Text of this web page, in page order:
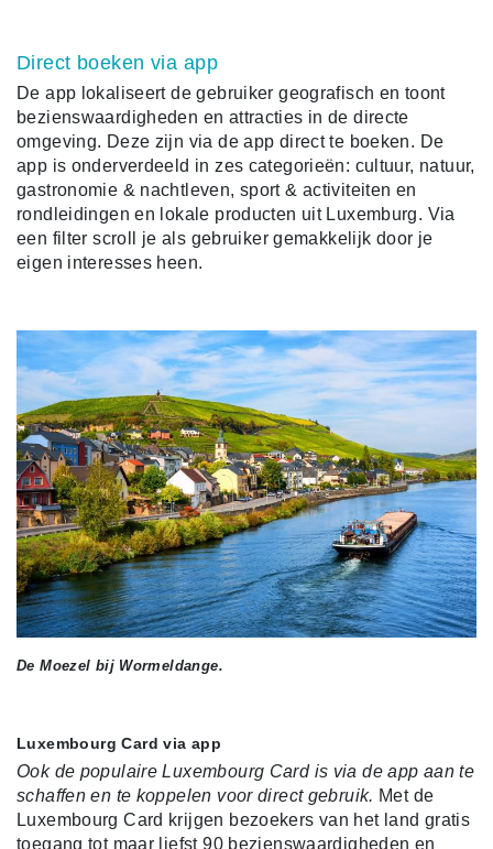
Direct boeken via app
De app lokaliseert de gebruiker geografisch en toont
bezienswaardigheden en attracties in de directe
omgeving. Deze zijn via de app direct te boeken. De
app is onderverdeeld in zes categorieën: cultuur, natuur,
gastronomie & nachtleven, sport & activiteiten en
rondleidingen en lokale producten uit Luxemburg. Via
een filter scroll je als gebruiker gemakkelijk door je
eigen interesses heen.
De Moezel bij Wormeldange.
Luxembourg Card via app
Ook de populaire Luxembourg Card is via de app aan te
schaffen en te koppelen voor direct gebruik. Met de
Luxembourg Card krijgen bezoekers van het land gratis
toegang tot maar liefst 90 bezienswaardigheden en